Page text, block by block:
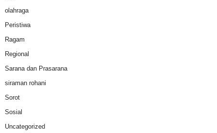
olahraga
Peristiwa
Ragam
Regional
Sarana dan Prasarana
siraman rohani
Sorot
Sosial
Uncategorized